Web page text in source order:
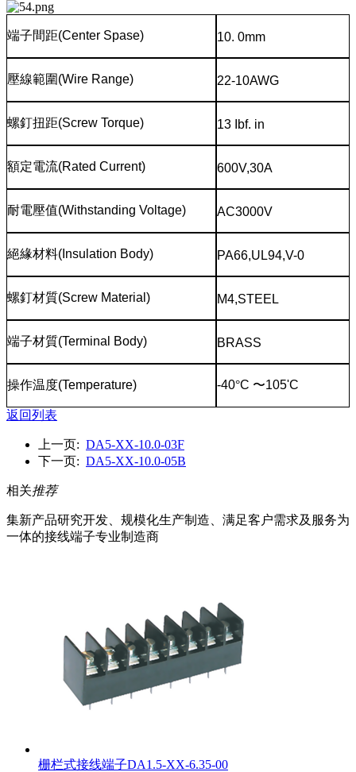
端子間距(Center Spase) 10. 0mm
壓線範圍(Wire Range) 22-10AWG
螺釘扭距(Screw Torque) 13 Ibf. in
額定電流(Rated Current) 600V,30A
耐電壓值(Withstanding Voltage) AC3000V
絕緣材料(Insulation Body) PA66,UL94,V-0
螺釘材質(Screw Material) M4,STEEL
端子材質(Terminal Body) BRASS
操作温度(Temperature) -40°C 〜105'C
返回列表
上一页: DA5-XX-10.0-03F
下一页: DA5-XX-10.0-05B
相关推荐
集新产品研究开发、规模化生产制造、满足客户需求及服务为
一体的接线端子专业制造商
栅栏式接线端子DA1.5-XX-6.35-00